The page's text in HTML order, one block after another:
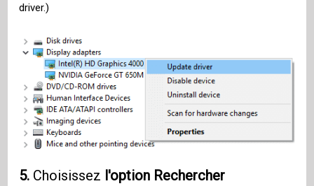
driver.)
5. Choisissez l'option Rechercher